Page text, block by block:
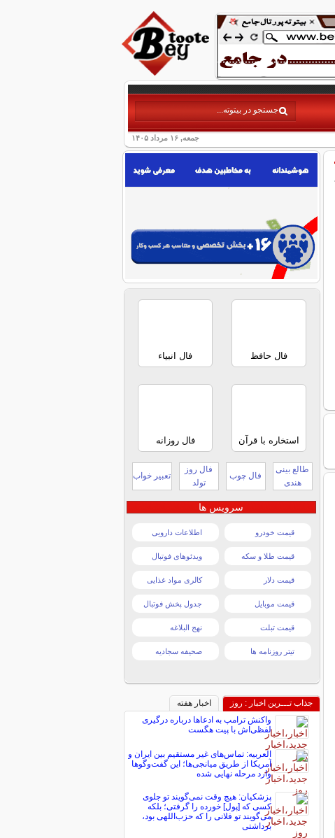
جمعه, ۱۶ مرداد ۱۴۰۵
فال حافظ فال انبیاء
استخاره با قرآن فال روزانه
طالع بینی
هندی
فال چوب
فال روز
تولد
تعبیر خواب
سرویس ها
قیمت خودرو اطلاعات دارویی
قیمت طلا و سکه ویدئوهای فوتبال
قیمت دلار کالری مواد غذایی
قیمت موبایل جدول پخش فوتبال
قیمت تبلت نهج البلاغه
تیتر روزنامه ها صحیفه سجادیه
جذاب تـــرین اخبار : روز
اخبار هفته
واکنش ترامپ به ادعاها درباره درگیری
لفظی‌اش با پیت هگست
العربیه: تماس‌های غیر مستقیم بین ایران و
آمریکا از طریق میانجی‌ها؛ این گفت‌و‌گو‌ها
وارد مرحله نهایی شده
پزشکیان: هیچ وقت نمی‌گویند تو جلوی
کسی که [پول] خورده را گرفتی؛ بلکه
می‌گویند تو فلانی را که حزب‌اللهی بود،
برداشتی